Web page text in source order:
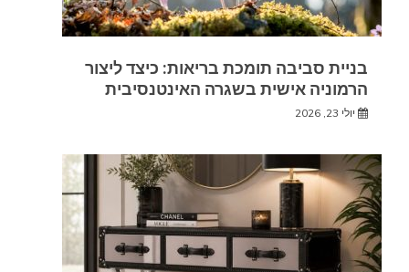
בניית סביבה תומכת בריאות: כיצד ליצור
הרמוניה אישית בשגרה האינטנסיבית
יולי 23, 2026